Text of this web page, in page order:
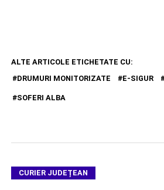
ALTE ARTICOLE ETICHETATE CU:
DRUMURI MONITORIZATE
E-SIGUR
SOFERI ALBA
CURIER JUDEȚEAN